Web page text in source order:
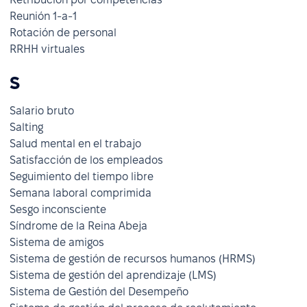
Reunión 1-a-1
Rotación de personal
RRHH virtuales
S
Salario bruto
Salting
Salud mental en el trabajo
Satisfacción de los empleados
Seguimiento del tiempo libre
Semana laboral comprimida
Sesgo inconsciente
Síndrome de la Reina Abeja
Sistema de amigos
Sistema de gestión de recursos humanos (HRMS)
Sistema de gestión del aprendizaje (LMS)
Sistema de Gestión del Desempeño